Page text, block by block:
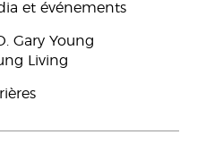
et événements
Gary Young
Living